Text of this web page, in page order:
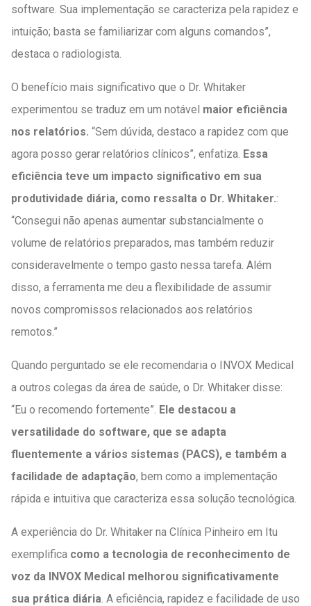
software. Sua implementação se caracteriza pela rapidez e
intuição; basta se familiarizar com alguns comandos”,
destaca o radiologista.
O benefício mais significativo que o Dr. Whitaker
experimentou se traduz em um notável maior eficiência
nos relatórios. “Sem dúvida, destaco a rapidez com que
agora posso gerar relatórios clínicos”, enfatiza. Essa
eficiência teve um impacto significativo em sua
produtividade diária, como ressalta o Dr. Whitaker.:
“Consegui não apenas aumentar substancialmente o
volume de relatórios preparados, mas também reduzir
consideravelmente o tempo gasto nessa tarefa. Além
disso, a ferramenta me deu a flexibilidade de assumir
novos compromissos relacionados aos relatórios
remotos.”
Quando perguntado se ele recomendaria o INVOX Medical
a outros colegas da área de saúde, o Dr. Whitaker disse:
“Eu o recomendo fortemente”. Ele destacou a
versatilidade do software, que se adapta
fluentemente a vários sistemas (PACS), e também a
facilidade de adaptação, bem como a implementação
rápida e intuitiva que caracteriza essa solução tecnológica.
A experiência do Dr. Whitaker na Clínica Pinheiro em Itu
exemplifica como a tecnologia de reconhecimento de
voz da INVOX Medical melhorou significativamente
sua prática diária. A eficiência, rapidez e facilidade de uso